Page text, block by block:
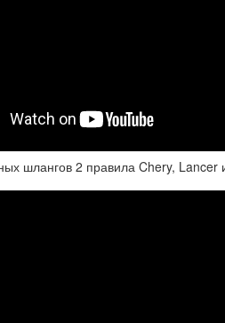
шлангов 2 правила Chery, Lancer